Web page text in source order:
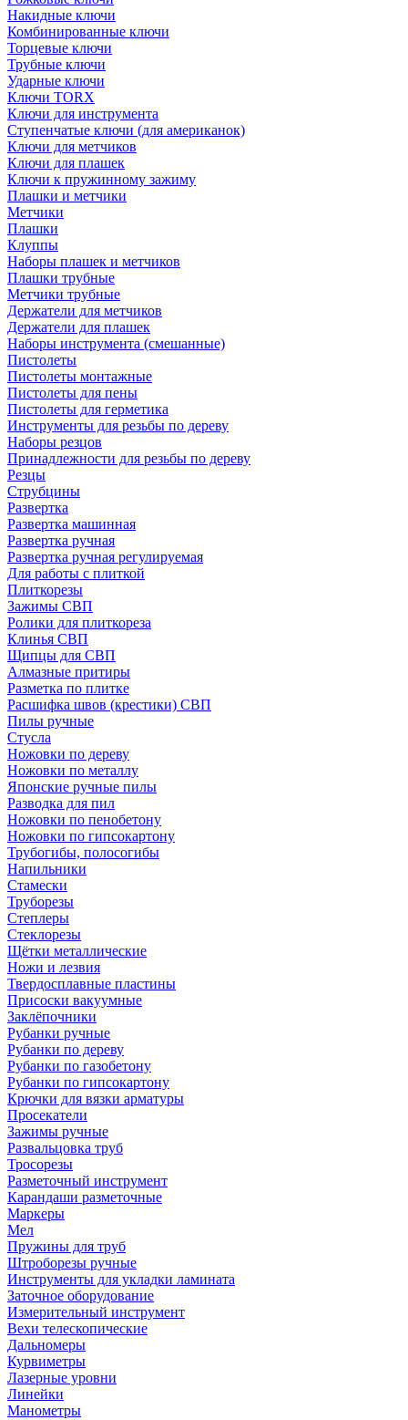
Накидные ключи
Комбинированные ключи
Торцевые ключи
Трубные ключи
Ударные ключи
Ключи TORX
Ключи для инструмента
Ступенчатые ключи (для американок)
Ключи для метчиков
Ключи для плашек
Ключи к пружинному зажиму
Плашки и метчики
Метчики
Плашки
Клуппы
Наборы плашек и метчиков
Плашки трубные
Метчики трубные
Держатели для метчиков
Держатели для плашек
Наборы инструмента (смешанные)
Пистолеты
Пистолеты монтажные
Пистолеты для пены
Пистолеты для герметика
Инструменты для резьбы по дереву
Наборы резцов
Принадлежности для резьбы по дереву
Резцы
Струбцины
Развертка
Развертка машинная
Развертка ручная
Развертка ручная регулируемая
Для работы с плиткой
Плиткорезы
Зажимы СВП
Ролики для плиткореза
Клинья СВП
Щипцы для СВП
Алмазные притиры
Разметка по плитке
Расшифка швов (крестики) СВП
Пилы ручные
Стусла
Ножовки по дереву
Ножовки по металлу
Японские ручные пилы
Разводка для пил
Ножовки по пенобетону
Ножовки по гипсокартону
Трубогибы, полосогибы
Напильники
Стамески
Труборезы
Степлеры
Стеклорезы
Щётки металлические
Ножи и лезвия
Твердосплавные пластины
Присоски вакуумные
Заклёпочники
Рубанки ручные
Рубанки по дереву
Рубанки по газобетону
Рубанки по гипсокартону
Крючки для вязки арматуры
Просекатели
Зажимы ручные
Развальцовка труб
Тросорезы
Разметочный инструмент
Карандаши разметочные
Маркеры
Мел
Пружины для труб
Штроборезы ручные
Инструменты для укладки ламината
Заточное оборудование
Измерительный инструмент
Вехи телескопические
Дальномеры
Курвиметры
Лазерные уровни
Линейки
Манометры